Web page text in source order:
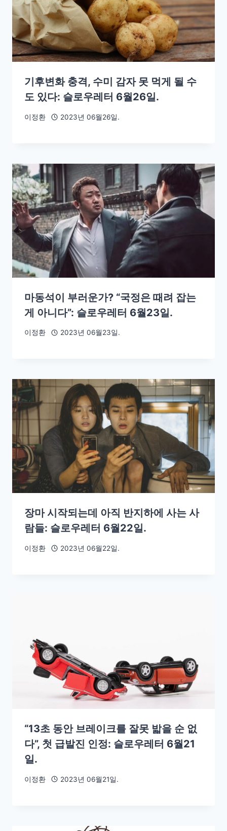
기후변화 충격, 수미 감자 못 먹게 될 수
도 있다: 슬로우레터 6월26일.
이정환 2023년 06월26일.
마동석이 부러운가? “국정은 때려 잡는
게 아니다”: 슬로우레터 6월23일.
이정환 2023년 06월23일.
장마 시작되는데 아직 반지하에 사는 사
람들: 슬로우레터 6월22일.
이정환 2023년 06월22일.
“13초 동안 브레이크를 잘못 밟을 순 없
다”, 첫 급발진 인정: 슬로우레터 6월21
일.
이정환 2023년 06월21일.